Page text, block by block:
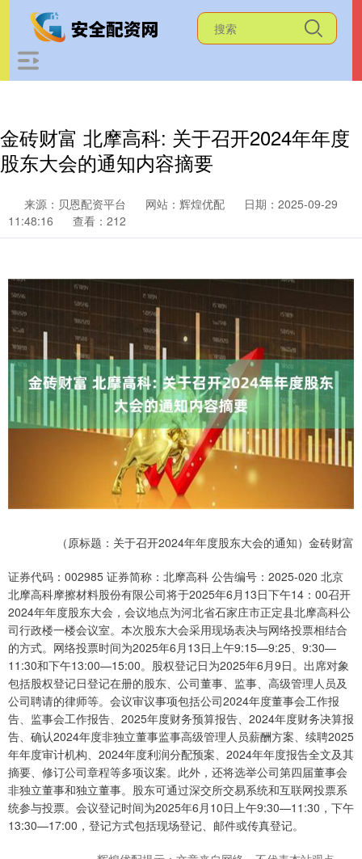
金砖财富 北摩高科: 关于召开2024年年度
股东大会的通知内容摘要
来源：贝恩配资平台 网站：辉煌优配
日期：2025-09-29
11:48:16
查看：212
（原标题：关于召开2024年年度股东大会的通知）金砖财富
证券代码：002985 证券简称：北摩高科 公告编号：2025-020 北京
北摩高科摩擦材料股份有限公司将于2025年6月13日下午14：00召开
2024年年度股东大会，会议地点为河北省石家庄市正定县北摩高科公
司行政楼一楼会议室。本次股东大会采用现场表决与网络投票相结合
的方式。网络投票时间为2025年6月13日上午9:15—9:25、9:30—
11:30和下午13:00—15:00。股权登记日为2025年6月9日。出席对象
包括股权登记日登记在册的股东、公司董事、监事、高级管理人员及
公司聘请的律师等。会议审议事项包括公司2024年度董事会工作报
告、监事会工作报告、2025年度财务预算报告、2024年度财务决算报
告、确认2024年度非独立董事监事高级管理人员薪酬方案、续聘2025
年年度审计机构、2024年度利润分配预案、2024年年度报告全文及其
摘要、修订公司章程等多项议案。此外，还将选举公司第四届董事会
非独立董事和独立董事。股东可通过深交所交易系统和互联网投票系
统参与投票。会议登记时间为2025年6月10日上午9:30—11:30，下午
13:30—17:00，登记方式包括现场登记、邮件或传真登记。